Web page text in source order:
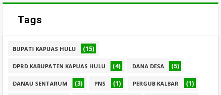
Tags
BUPATI KAPUAS HULU (15)
DPRD KABUPATEN KAPUAS HULU (4) DANA DESA (5)
DANAU SENTARUM (3) PNS (1) PERGUB KALBAR (1)